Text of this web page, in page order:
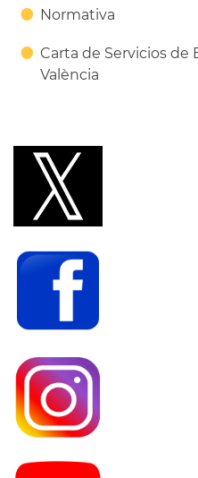
Normativa
Carta de Servicios de
València